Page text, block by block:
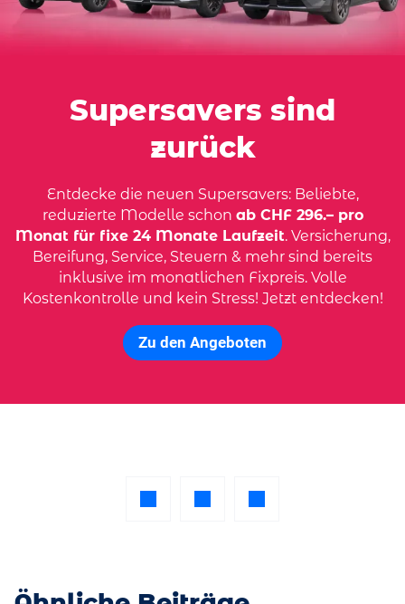
Supersavers sind
zurück
Entdecke die neuen Supersavers: Beliebte,
reduzierte Modelle schon ab CHF 296.– pro
Monat für fixe 24 Monate Laufzeit. Versicherung,
Bereifung, Service, Steuern & mehr sind bereits
inklusive im monatlichen Fixpreis. Volle
Kostenkontrolle und kein Stress! Jetzt entdecken!
Zu den Angeboten